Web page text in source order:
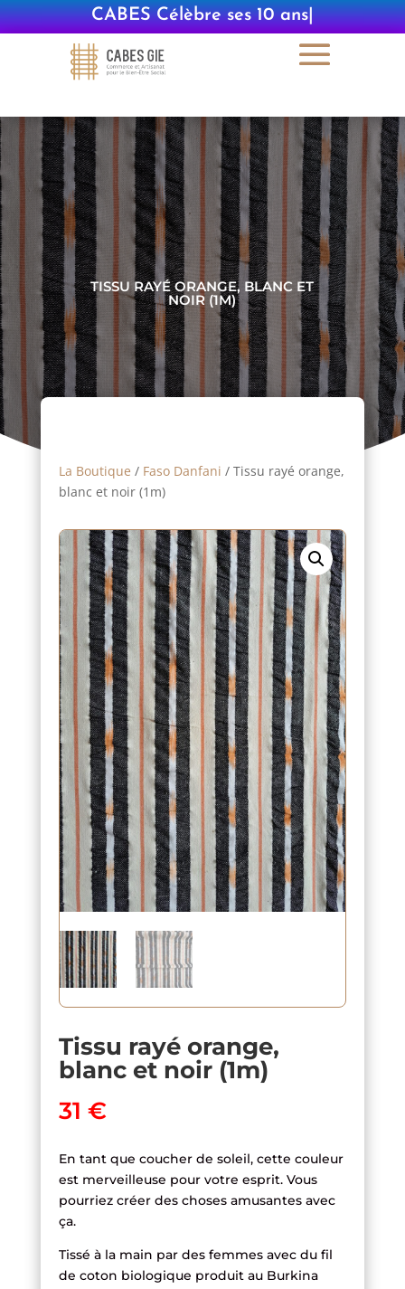
CABES Célèbre ses 10 ans|
TISSU RAYÉ ORANGE, BLANC ET
NOIR (1M)
La Boutique / Faso Danfani / Tissu rayé orange,
blanc et noir (1m)
Tissu rayé orange,
blanc et noir (1m)
31 €
En tant que coucher de soleil, cette couleur
est merveilleuse pour votre esprit. Vous
pourriez créer des choses amusantes avec
ça.
Tissé à la main par des femmes avec du fil
de coton biologique produit au Burkina